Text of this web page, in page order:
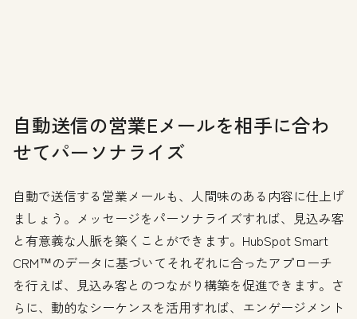
自動送信の営業Eメールを相手に合わ
せてパーソナライズ
自動で送信する営業メールも、人間味のある内容に仕上げ
ましょう。メッセージをパーソナライズすれば、見込み客
と有意義な人脈を築くことができます。HubSpot Smart
CRM™のデータに基づいてそれぞれに合ったアプローチ
を行えば、見込み客とのつながり構築を促進できます。さ
らに、動的なシーケンスを活用すれば、エンゲージメント